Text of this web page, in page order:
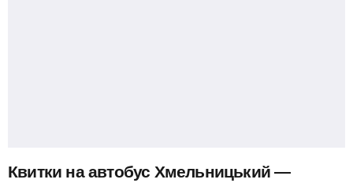
Квитки на автобус Хмельницький —